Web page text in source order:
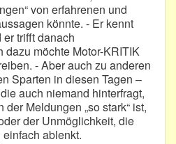
von erfahrenen und
könnte. - Er kennt
trifft danach
dazu möchte Motor-KRITIK
- Aber auch zu anderen
Sparten in diesen Tagen –
auch niemand hinterfragt,
Meldungen „so stark“ ist,
der Unmöglichkeit, die
ablenkt.